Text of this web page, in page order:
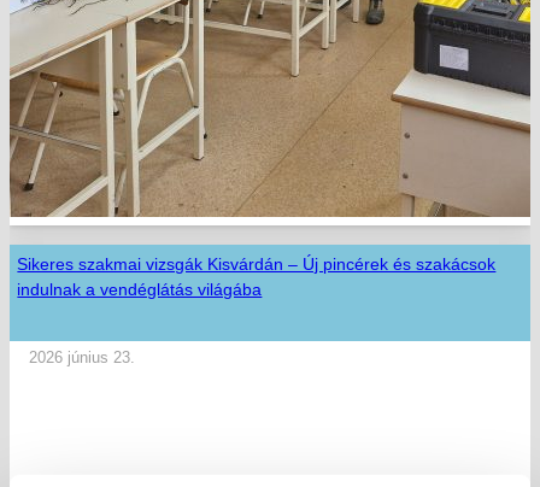
Sikeres szakmai vizsgák Kisvárdán – Új pincérek és szakácsok
indulnak a vendéglátás világába
2026 június 23.